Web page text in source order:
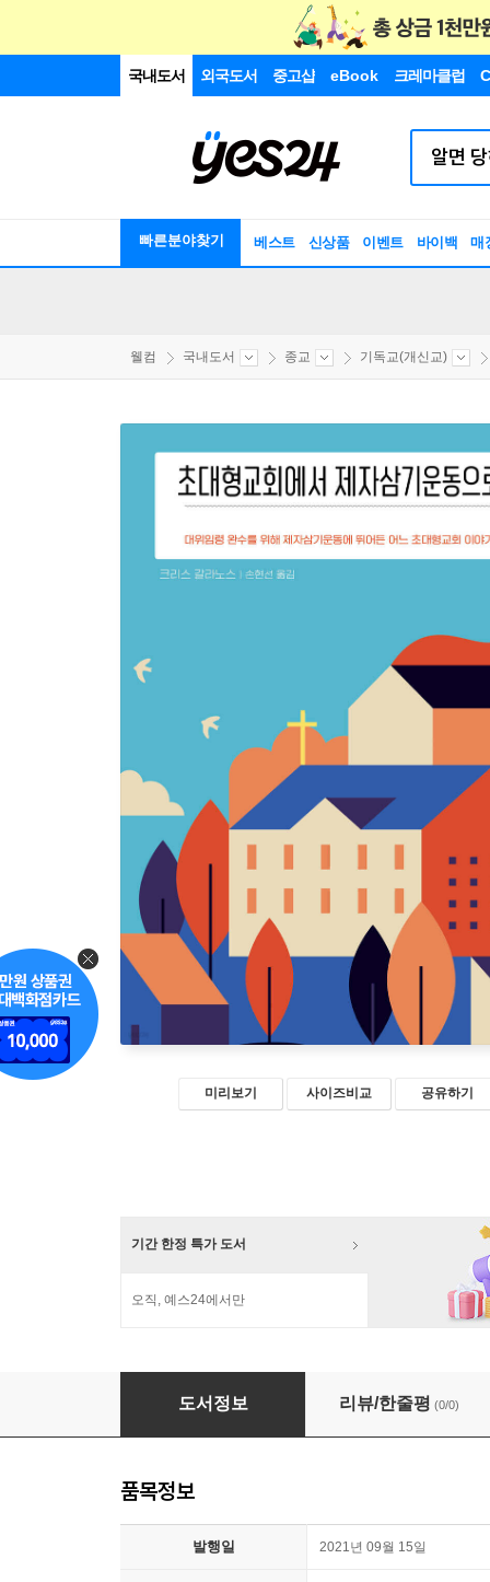
국내도서 외국도서 중고샵 eBook 크레마클럽
빠른분야찾기 베스트 신상품 이벤트 바이백 매
웰컴 국내도서 종교 기독교(개신교)
미리보기 사이즈비교 공유하기
기간 한정 특가 도서
오직, 예스24에서만
초대형교회에서 제자삼기운동으로
도서정보 리뷰/한줄평 (0/0)
품목정보
발행일 2021년 09월 15일